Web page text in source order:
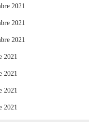
2021
2021
2021
2021
2021
2021
2021